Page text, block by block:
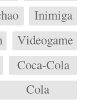
Inimiga
Videogame
Coca-Cola
Cola